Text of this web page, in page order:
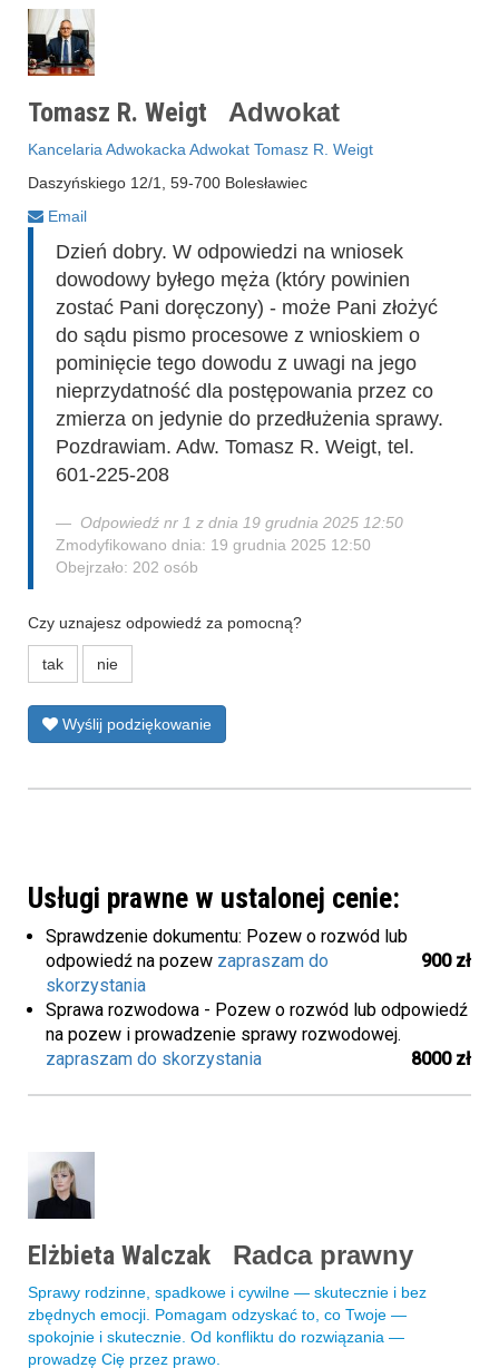
Tomasz R. Weigt Adwokat
Kancelaria Adwokacka Adwokat Tomasz R. Weigt
Daszyńskiego 12/1, 59-700 Bolesławiec
Email
Dzień dobry. W odpowiedzi na wniosek
dowodowy byłego męża (który powinien
zostać Pani doręczony) - może Pani złożyć
do sądu pismo procesowe z wnioskiem o
pominięcie tego dowodu z uwagi na jego
nieprzydatność dla postępowania przez co
zmierza on jedynie do przedłużenia sprawy.
Pozdrawiam. Adw. Tomasz R. Weigt, tel.
601-225-208
Odpowiedź nr 1 z dnia 19 grudnia 2025 12:50
Zmodyfikowano dnia: 19 grudnia 2025 12:50
Obejrzało: 202 osób
Czy uznajesz odpowiedź za pomocną?
tak nie
Wyślij podziękowanie
Usługi prawne w ustalonej cenie:
Sprawdzenie dokumentu: Pozew o rozwód lub
odpowiedź na pozew
900 zł
zapraszam do
skorzystania
Sprawa rozwodowa - Pozew o rozwód lub odpowiedź
na pozew i prowadzenie sprawy rozwodowej.
8000 zł
zapraszam do skorzystania
Elżbieta Walczak Radca prawny
Sprawy rodzinne, spadkowe i cywilne — skutecznie i bez
zbędnych emocji. Pomagam odzyskać to, co Twoje —
spokojnie i skutecznie. Od konfliktu do rozwiązania —
prowadzę Cię przez prawo.